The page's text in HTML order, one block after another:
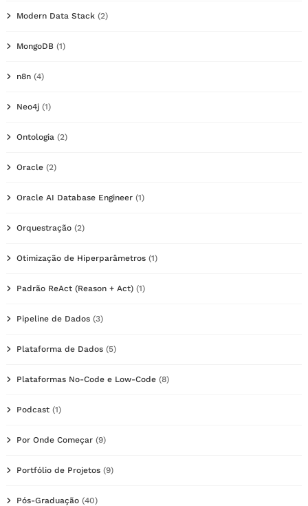
Modern Data Stack (2)
MongoDB (1)
n8n (4)
Neo4j (1)
Ontologia (2)
Oracle (2)
Oracle AI Database Engineer (1)
Orquestração (2)
Otimização de Hiperparâmetros (1)
Padrão ReAct (Reason + Act) (1)
Pipeline de Dados (3)
Plataforma de Dados (5)
Plataformas No-Code e Low-Code (8)
Podcast (1)
Por Onde Começar (9)
Portfólio de Projetos (9)
Pós-Graduação (40)